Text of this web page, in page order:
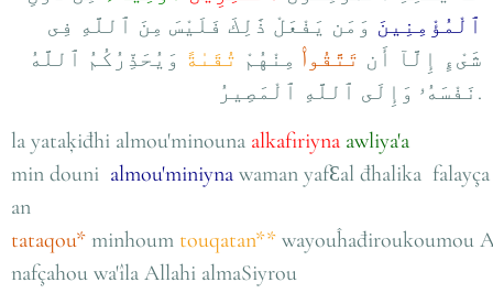
ٱلْمُؤْمِنِينَ وَمَن يَفْعَلْ ذَٰلِكَ فَلَيْسَ مِنَ ٱللَّهِ فِى
شَىْءٍ إِلَّآ أَن تَتَّقُوا۟ مِنْهُمْ تُقَىٰةً وَيُحَذِّرُكُمُ ٱللَّهُ
نَفْسَهُۥ وَإِلَى ٱللَّهِ ٱلْمَصِيرُ.
la yataķiđhi almou'minouna alkafiriyna awliya'a
min douni almou'miniyna waman yafƐal đhalika
an
tataqou* minhoum touqatan** wayouĥađiroukoumou
nafçahou wa'îla Allahi almaSiyrou